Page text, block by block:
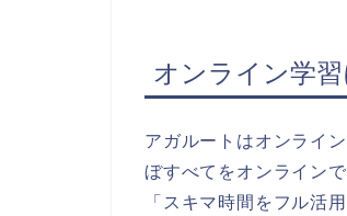
オンライン学
アガルートはオンライ
ぼすべてをオンライン
「スキマ時間をフル活